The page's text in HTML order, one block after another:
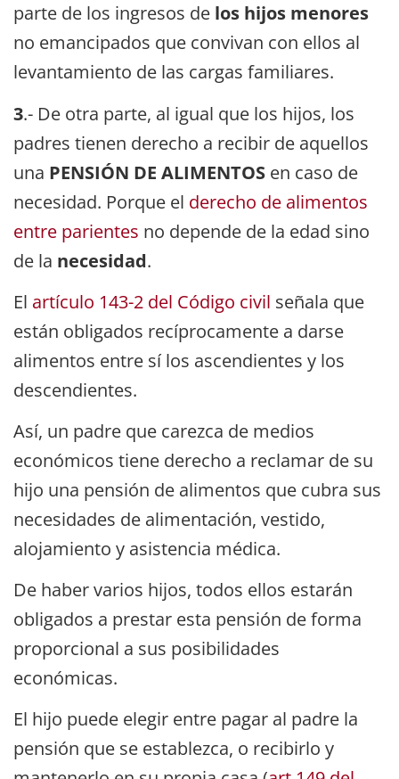
parte de los ingresos de los hijos menores
no emancipados que convivan con ellos al
levantamiento de las cargas familiares.
3.- De otra parte, al igual que los hijos, los
padres tienen derecho a recibir de aquellos
una PENSIÓN DE ALIMENTOS en caso de
necesidad. Porque el derecho de alimentos
entre parientes no depende de la edad sino
de la necesidad.
El artículo 143-2 del Código civil señala que
están obligados recíprocamente a darse
alimentos entre sí los ascendientes y los
descendientes.
Así, un padre que carezca de medios
económicos tiene derecho a reclamar de su
hijo una pensión de alimentos que cubra sus
necesidades de alimentación, vestido,
alojamiento y asistencia médica.
De haber varios hijos, todos ellos estarán
obligados a prestar esta pensión de forma
proporcional a sus posibilidades
económicas.
El hijo puede elegir entre pagar al padre la
pensión que se establezca, o recibirlo y